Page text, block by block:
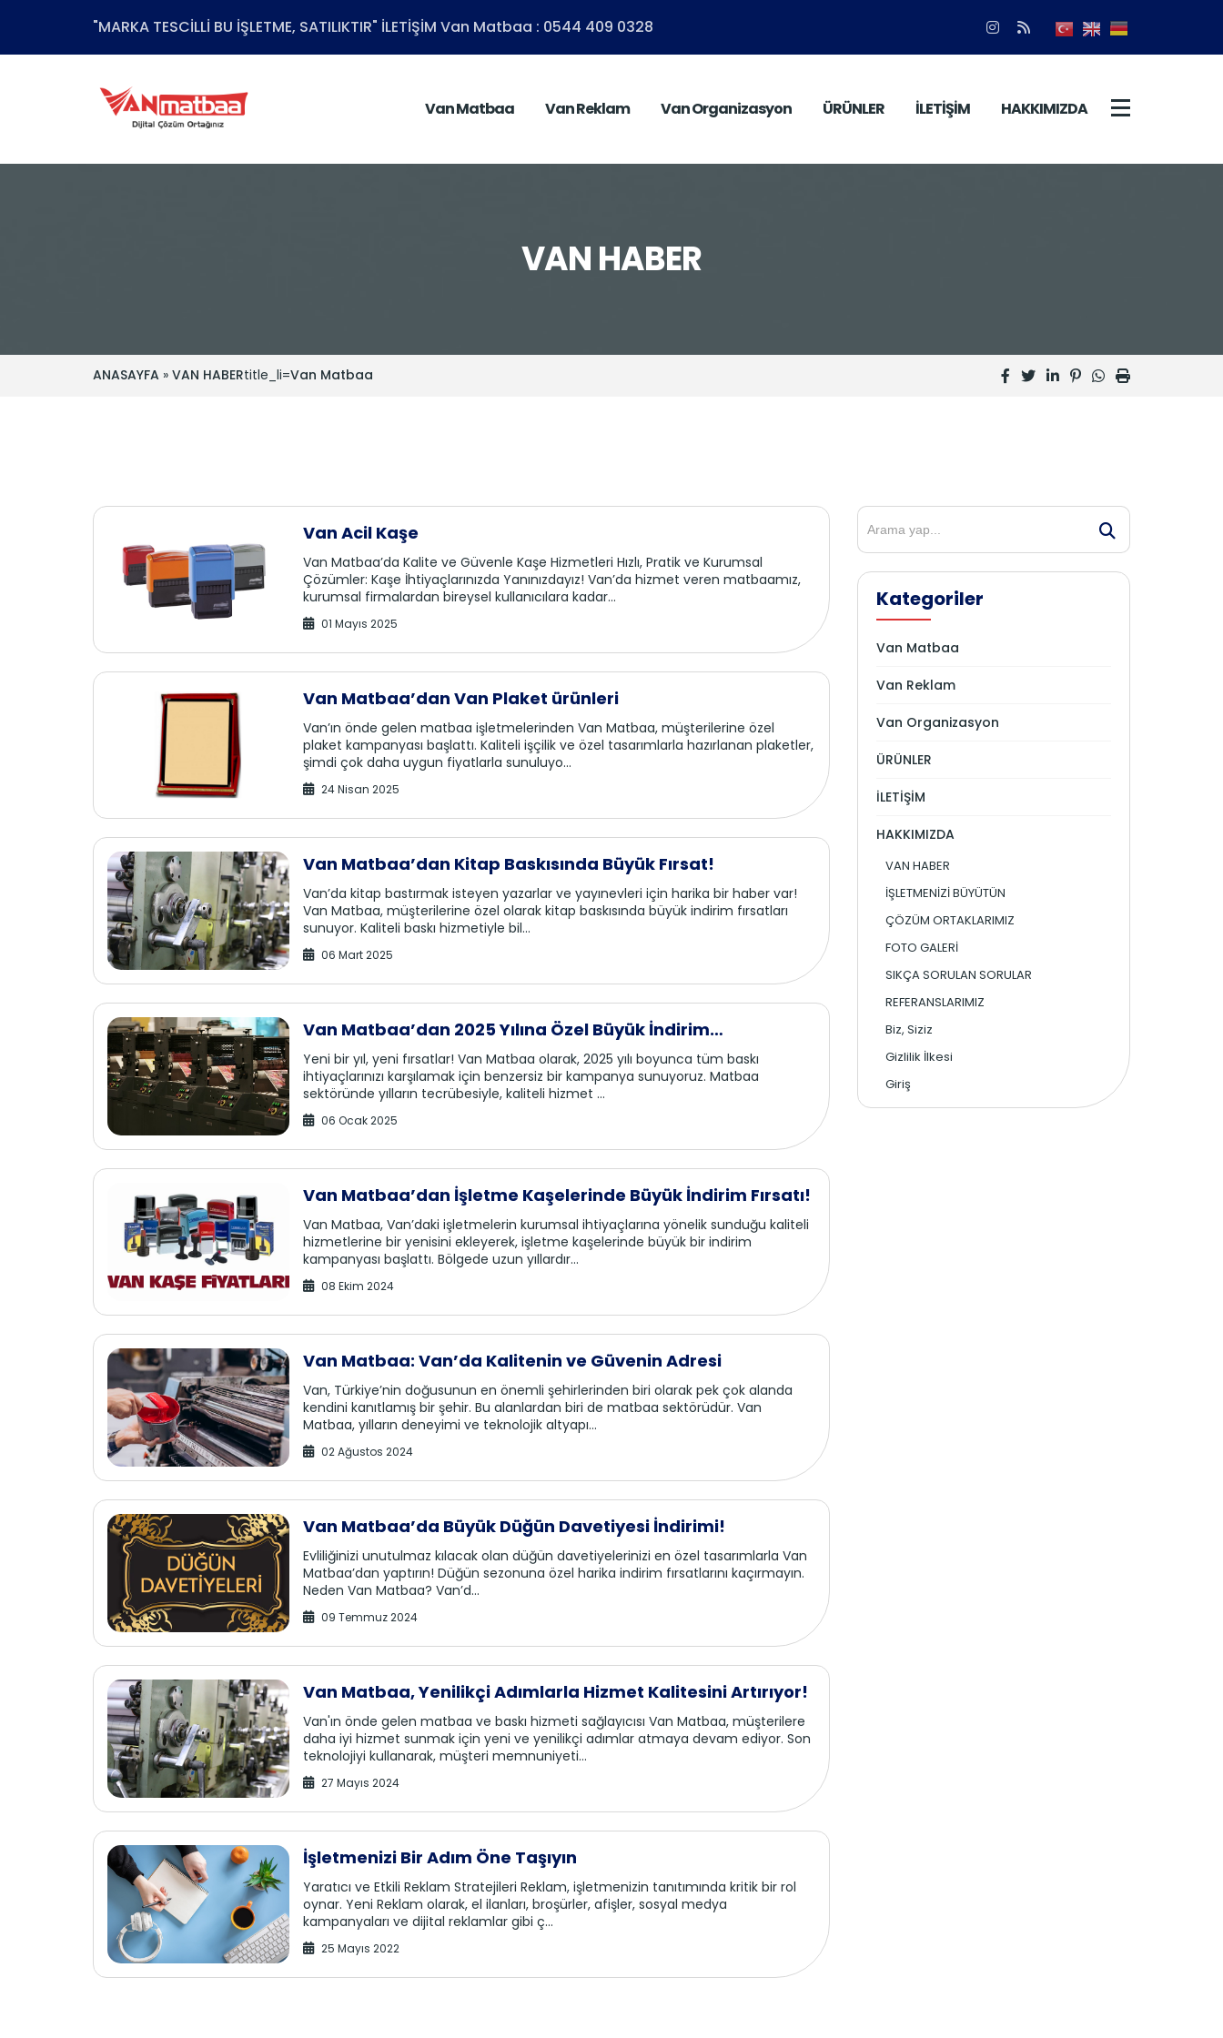
"MARKA TESCİLLİ BU İŞLETME, SATILIKTIR" İLETİŞİM Van Matbaa : 0544 409 0328
Van Matbaa Van Reklam Van Organizasyon ÜRÜNLER İLETİŞİM HAKKIMIZDA
VAN HABER
ANASAYFA » VAN HABERtitle_li=Van Matbaa
Kategoriler
Van Matbaa
Van Reklam
Van Organizasyon
ÜRÜNLER
İLETİŞİM
HAKKIMIZDA
VAN HABER
İŞLETMENİZİ BÜYÜTÜN
ÇÖZÜM ORTAKLARIMIZ
FOTO GALERİ
SIKÇA SORULAN SORULAR
REFERANSLARIMIZ
Biz, Siziz
Gizlilik İlkesi
Giriş
Van Acil Kaşe
Van Matbaa’da Kalite ve Güvenle Kaşe Hizmetleri Hızlı, Pratik ve Kurumsal
Çözümler: Kaşe İhtiyaçlarınızda Yanınızdayız! Van’da hizmet veren matbaamız,
kurumsal firmalardan bireysel kullanıcılara kadar...
01 Mayıs 2025
Van Matbaa’dan Van Plaket ürünleri
Van’ın önde gelen matbaa işletmelerinden Van Matbaa, müşterilerine özel
plaket kampanyası başlattı. Kaliteli işçilik ve özel tasarımlarla hazırlanan plaketler,
şimdi çok daha uygun fiyatlarla sunuluyo...
24 Nisan 2025
Van Matbaa’dan Kitap Baskısında Büyük Fırsat!
Van’da kitap bastırmak isteyen yazarlar ve yayınevleri için harika bir haber var!
Van Matbaa, müşterilerine özel olarak kitap baskısında büyük indirim fırsatları
sunuyor. Kaliteli baskı hizmetiyle bil...
06 Mart 2025
Van Matbaa’dan 2025 Yılına Özel Büyük İndirim
Kampanyası!
Yeni bir yıl, yeni fırsatlar! Van Matbaa olarak, 2025 yılı boyunca tüm baskı
ihtiyaçlarınızı karşılamak için benzersiz bir kampanya sunuyoruz. Matbaa
sektöründe yılların tecrübesiyle, kaliteli hizmet ...
06 Ocak 2025
Van Matbaa’dan İşletme Kaşelerinde Büyük İndirim Fırsatı!
Van Matbaa, Van’daki işletmelerin kurumsal ihtiyaçlarına yönelik sunduğu kaliteli
hizmetlerine bir yenisini ekleyerek, işletme kaşelerinde büyük bir indirim
kampanyası başlattı. Bölgede uzun yıllardır...
08 Ekim 2024
Van Matbaa: Van’da Kalitenin ve Güvenin Adresi
Van, Türkiye’nin doğusunun en önemli şehirlerinden biri olarak pek çok alanda
kendini kanıtlamış bir şehir. Bu alanlardan biri de matbaa sektörüdür. Van
Matbaa, yılların deneyimi ve teknolojik altyapı...
02 Ağustos 2024
Van Matbaa’da Büyük Düğün Davetiyesi İndirimi!
Evliliğinizi unutulmaz kılacak olan düğün davetiyelerinizi en özel tasarımlarla Van
Matbaa’dan yaptırın! Düğün sezonuna özel harika indirim fırsatlarını kaçırmayın.
Neden Van Matbaa? Van’d...
09 Temmuz 2024
Van Matbaa, Yenilikçi Adımlarla Hizmet Kalitesini Artırıyor!
Van'ın önde gelen matbaa ve baskı hizmeti sağlayıcısı Van Matbaa, müşterilere
daha iyi hizmet sunmak için yeni ve yenilikçi adımlar atmaya devam ediyor. Son
teknolojiyi kullanarak, müşteri memnuniyeti...
27 Mayıs 2024
İşletmenizi Bir Adım Öne Taşıyın
Yaratıcı ve Etkili Reklam Stratejileri Reklam, işletmenizin tanıtımında kritik bir rol
oynar. Yeni Reklam olarak, el ilanları, broşürler, afişler, sosyal medya
kampanyaları ve dijital reklamlar gibi ç...
25 Mayıs 2022